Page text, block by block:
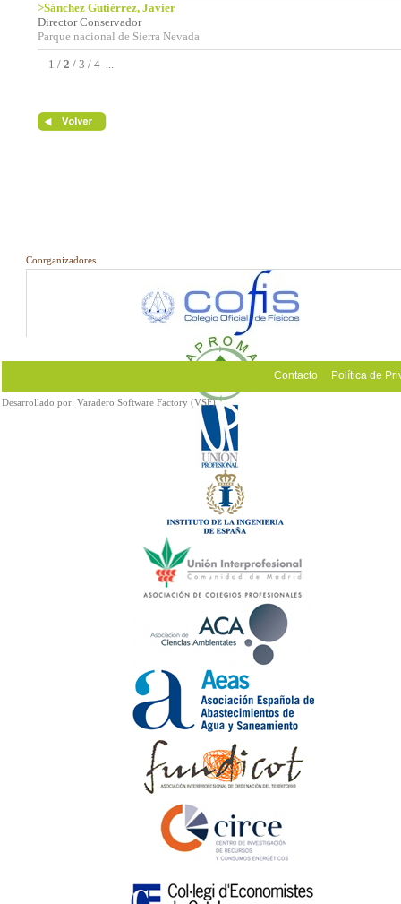
>Sánchez Gutiérrez, Javier
Director Conservador
Parque nacional de Sierra Nevada
1 / 2 / 3 / 4 ...
Coorganizadores
Contacto Política de
Desarrollado por: Varadero Software Factory (VSF)